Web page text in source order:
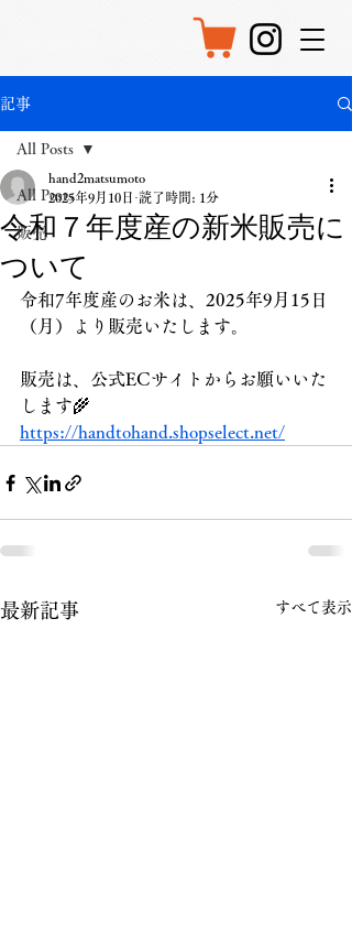
記事
All Posts
販売
All Posts
令和７年度産の新米販売に
ついて
hand2matsumoto
2025年9月10日 読了時間: 1分
令和7年度産のお米は、2025年9月15日
（月）より販売いたします。
販売は、公式ECサイトからお願いいた
します🌾
https://handtohand.shopselect.net/
最新記事 すべて表示